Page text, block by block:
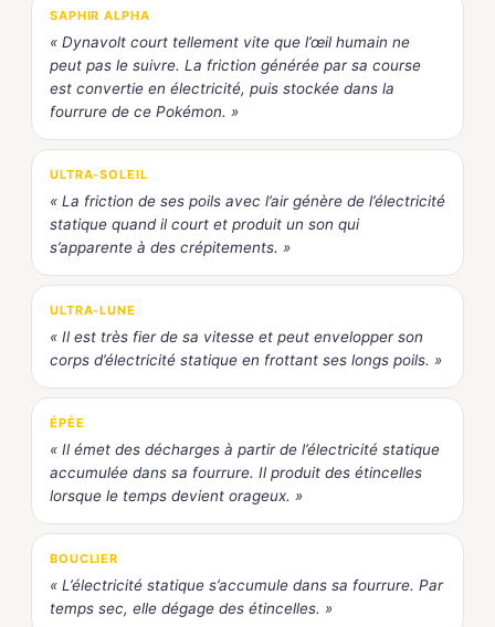
SAPHIR ALPHA
« Dynavolt court tellement vite que l’œil humain ne
peut pas le suivre. La friction générée par sa course
est convertie en électricité, puis stockée dans la
fourrure de ce Pokémon. »
ULTRA-SOLEIL
« La friction de ses poils avec l’air génère de l’électricité
statique quand il court et produit un son qui
s’apparente à des crépitements. »
ULTRA-LUNE
« Il est très fier de sa vitesse et peut envelopper son
corps d’électricité statique en frottant ses longs poils. »
ÉPÉE
« Il émet des décharges à partir de l’électricité statique
accumulée dans sa fourrure. Il produit des étincelles
lorsque le temps devient orageux. »
BOUCLIER
« L’électricité statique s’accumule dans sa fourrure. Par
temps sec, elle dégage des étincelles. »